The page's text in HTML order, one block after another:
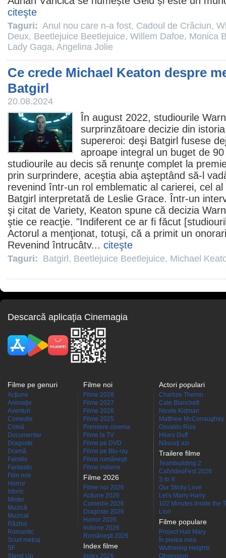
citeşte
Taguri: Anul nou care n-a fost, Cadoul de Crăciun,
Deux, Beetlejuice Beetlejuice, Willem Dafoe, Monica
Lady Gaga, Angelina Jolie
Ce crede Michael Keaton despre
Batgirl
20.08.2024
În august 2022, studiourile
surprinzătoare decizie din
supereroi: deşi Batgirl fusese
aproape integral un buget de
studiourile au decis să renunţe complet la
prin surprindere, aceştia abia aşteptând să-l
revenind într-un rol emblematic al carierei, cel
Batgirl interpretată de Leslie Grace. Într-un
şi citat de Variety, Keaton spune că decizia
ştie ce reacţie. "Indiferent ce ar fi făcut
Actorul a menţionat, totuşi, că a primit un
Revenind întrucâtv... citeşte
Taguri: Batgirl , Beetlejuice Beetlejuice, Michael
Descarcă aplicaţia Cinemagia
Filme pe genuri
Acţiune
Animaţie
Aventuri
Comedie
Crimă
Documentar
Dragoste
Dramă
Familie
Fantastic
Film noir
Horror
Istoric
Mister
Muzică
Muzical
Război
Romantic
Scurt metraj
SF
Stand Up
Filme noi
Filme 2028
Filme 2027
Filme 2026
Filme 2025
Premiere cinema
Filme la TV
Filme pe DVD
Filme pe Blu-ray
Filme româneşti
Filme indiene
Filme 2026
Filme noi 2026
Actiune 2026
Comedie 2026
Dragoste 2026
Horror 2026
Indiene 2026
Româneşti 2026
Index filme
Index 2026
Actori populari
Charlize Theron
Cate Blanchett
Nicole Kidman
Matthew McConaughey
Osvaldo Ríos
Hilary Duff
Născuţi azi
Trailere filme
Teambuilding 2
CatVideoFest 2026
S to X
Our Sticky Love
Let's Marry Harry
102 Minutes Inside the
Lion
Filme populare
Project Hail Mary
În pielea mea
Wuthering Heights
Obsession